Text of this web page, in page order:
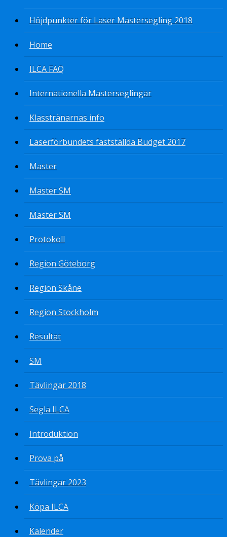
Höjdpunkter för Laser Mastersegling 2018
Home
ILCA FAQ
Internationella Masterseglingar
Klasstränarnas info
Laserförbundets fastställda Budget 2017
Master
Master SM
Master SM
Protokoll
Region Göteborg
Region Skåne
Region Stockholm
Resultat
SM
Tävlingar 2018
Segla ILCA
Introduktion
Prova på
Tävlingar 2023
Köpa ILCA
Kalender